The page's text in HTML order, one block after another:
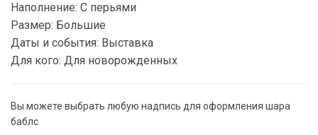
Наполнение: С перьями
Размер: Большие
Даты и события: Выставка
Для кого: Для новорожденных
Вы можете выбрать любую надпись для оформления шара
баблс